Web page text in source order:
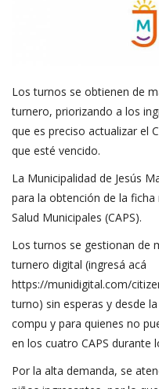
Los turnos se obtienen de
turnero, priorizando a los
que es preciso actualizar el
que esté vencido.
La Municipalidad de Jesús
para la obtención de la
Salud Municipales (CAPS).
Los turnos se gestionan de
turnero digital (ingresá acá
https://munidigital.com/
turno) sin esperas y desde
compu y para quienes no
en los cuatro CAPS durante
Por la alta demanda, se